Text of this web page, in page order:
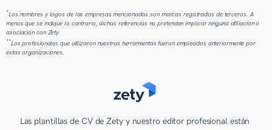
*Los nombres y logos de las empresas mencionadas son marcas registradas de terceros. A
menos que se indique lo contrario, dichas referencias no pretenden implicar ninguna afiliación o
asociación con Zety.
**Los profesionales que utilizaron nuestras herramientas fueron empleados anteriormente por
estas organizaciones.
Las plantillas de CV de Zety y nuestro editor profesional están